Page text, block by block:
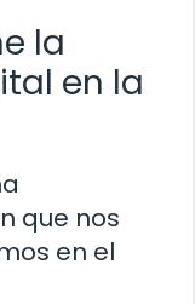
la
en la
que nos
en el